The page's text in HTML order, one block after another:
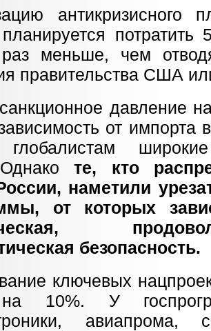
антикризисного
потратить
меньше, чем
правительства США
давление
от импорта
глобалистам
те, кто
наметили
от которых
безопасность.
ключевых
10%. У
авиапрома,